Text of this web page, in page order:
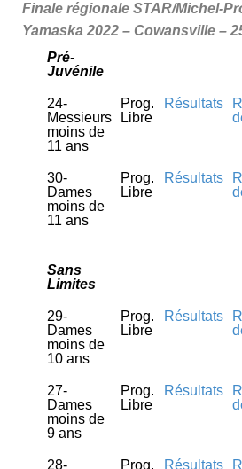
Finale régionale STAR/Michel-
Yamaska 2022 – Cowansville –
Pré-
Juvénile
24-
Messieurs
moins de
11 ans
Prog.
Libre
Résultats
30-
Dames
moins de
11 ans
Prog.
Libre
Résultats
Sans
Limites
29-
Dames
moins de
10 ans
Prog.
Libre
Résultats
27-
Dames
moins de
9 ans
Prog.
Libre
Résultats
28-
Prog.
Résultats